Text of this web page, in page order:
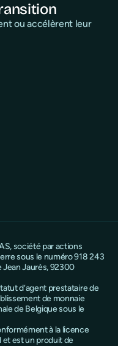
ou accélèrent leur
société par actions
sous le numéro 918 243
Jean Jaurès, 92300
d’agent prestataire de
de monnaie
de Belgique sous le
à la licence
est un produit de